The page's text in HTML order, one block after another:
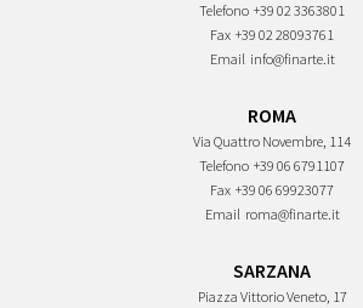
Telefono +39 02 3363801
Fax +39 02 28093761
Email info@finarte.it
ROMA
Via Quattro Novembre, 114
Telefono +39 06 6791107
Fax +39 06 69923077
Email roma@finarte.it
SARZANA
Piazza Vittorio Veneto, 17